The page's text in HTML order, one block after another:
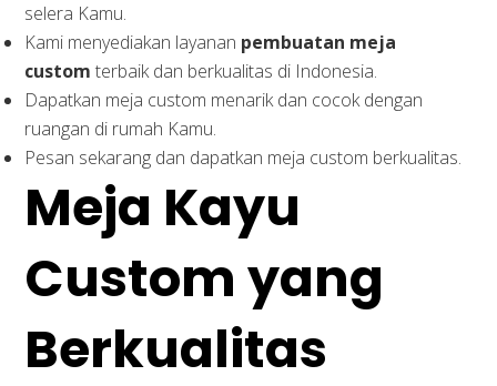
selera Kamu.
Kami menyediakan layanan pembuatan meja
custom terbaik dan berkualitas di Indonesia.
Dapatkan meja custom menarik dan cocok dengan
ruangan di rumah Kamu.
Pesan sekarang dan dapatkan meja custom berkualitas.
Meja Kayu
Custom yang
Berkualitas